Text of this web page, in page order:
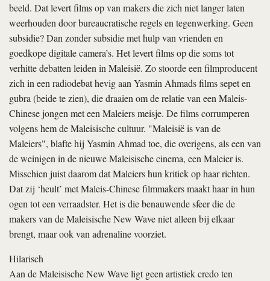
beeld. Dat levert films op van makers die zich niet langer laten
weerhouden door bureaucratische regels en tegenwerking. Geen
subsidie? Dan zonder subsidie met hulp van vrienden en
goedkope digitale camera’s. Het levert films op die soms tot
verhitte debatten leiden in Maleisië. Zo stoorde een filmproducent
zich in een radiodebat hevig aan Yasmin Ahmads filmssepeten
gubra(beide te zien), die draaien om de relatie van een Maleis-
Chinese jongen met een Maleiers meisje. De films corrumperen
volgens hem de Maleisische cultuur. "Maleisië is van de
Maleiers", blafte hij Yasmin Ahmad toe, die overigens, als een van
de weinigen in de nieuwe Maleisische cinema, een Maleier is.
Misschien juist daarom dat Maleiers hun kritiek op haar richten.
Dat zij ‘heult’ met Maleis-Chinese filmmakers maakt haar in hun
ogen tot een verraadster. Het is die benauwende sfeer die de
makers van de Maleisische New Wave niet alleen bij elkaar
brengt, maar ook van adrenaline voorziet.
Hilarisch
Aan de Maleisische New Wave ligt geen artistiek credo ten